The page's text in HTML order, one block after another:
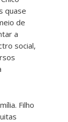
quase
de
a
social,
Filho